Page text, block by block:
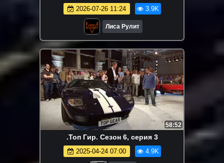
2026-07-26 11:24 3.9K
Лиса Рулит
58:52
.Топ Гир. Сезон 6, серия 3
2025-04-24 07:00 4.9K